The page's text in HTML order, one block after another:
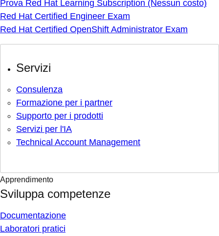
Prova Red Hat Learning Subscription (Nessun costo)
Red Hat Certified Engineer Exam
Red Hat Certified OpenShift Administrator Exam
Servizi
Consulenza
Formazione per i partner
Supporto per i prodotti
Servizi per l'IA
Technical Account Management
Apprendimento
Sviluppa competenze
Documentazione
Laboratori pratici